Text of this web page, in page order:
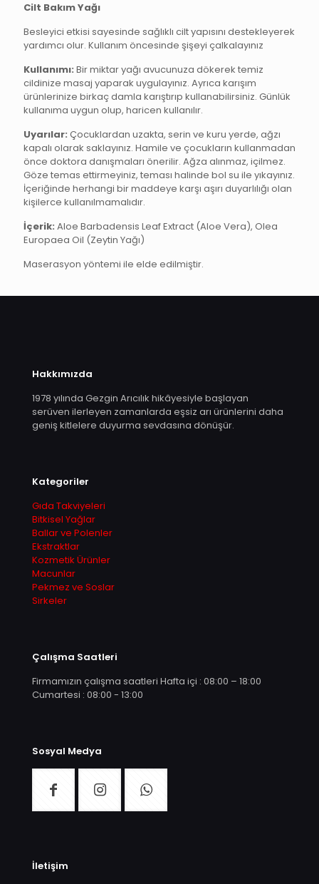
Cilt Bakım Yağı
Besleyici etkisi sayesinde sağlıklı cilt yapısını destekleyerek
yardımcı olur. Kullanım öncesinde şişeyi çalkalayınız
Kullanımı: Bir miktar yağı avucunuza dökerek temiz
cildinize masaj yaparak uygulayınız. Ayrıca karışım
ürünlerinize birkaç damla karıştırıp kullanabilirsiniz. Günlük
kullanıma uygun olup, haricen kullanılır.
Uyarılar: Çocuklardan uzakta, serin ve kuru yerde, ağzı
kapalı olarak saklayınız. Hamile ve çocukların kullanmadan
önce doktora danışmaları önerilir. Ağza alınmaz, içilmez.
Göze temas ettirmeyiniz, teması halinde bol su ile yıkayınız.
İçeriğinde herhangi bir maddeye karşı aşırı duyarlılığı olan
kişilerce kullanılmamalıdır.
İçerik: Aloe Barbadensis Leaf Extract (Aloe Vera), Olea
Europaea Oil (Zeytin Yağı)
Maserasyon yöntemi ile elde edilmiştir.
Hakkımızda
1978 yılında Gezgin Arıcılık hikâyesiyle başlayan
serüven ilerleyen zamanlarda eşsiz arı ürünlerini daha
geniş kitlelere duyurma sevdasına dönüşür.
Kategoriler
Gıda Takviyeleri
Bitkisel Yağlar
Ballar ve Polenler
Ekstraktlar
Kozmetik Ürünler
Macunlar
Pekmez ve Soslar
Sirkeler
Çalışma Saatleri
Firmamızın çalışma saatleri Hafta içi : 08:00 – 18:00
Cumartesi : 08:00 - 13:00
Sosyal Medya
İletişim